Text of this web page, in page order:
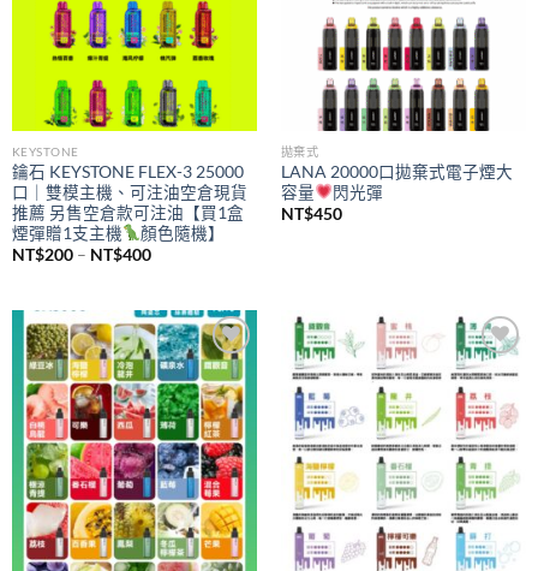
KEYSTONE
鑰石 KEYSTONE FLEX-3 25000
口｜雙模主機、可注油空倉現貨
推薦 另售空倉款可注油【買1盒
煙彈贈1支主機
顏色隨機】
NT$200 – NT$400價
NT$200
到
NT$400
拋棄式
LANA 20000口拋棄式電子煙大
容量
閃光彈
NT$450
Add to
wishlist
Add to